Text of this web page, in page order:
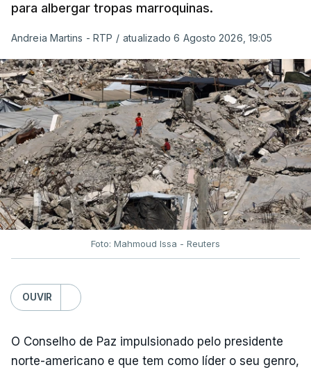
para albergar tropas marroquinas.
Andreia Martins - RTP / atualizado 6 Agosto 2026, 19:05
Foto: Mahmoud Issa - Reuters
OUVIR
O Conselho de Paz impulsionado pelo presidente
norte-americano e que tem como líder o seu genro,